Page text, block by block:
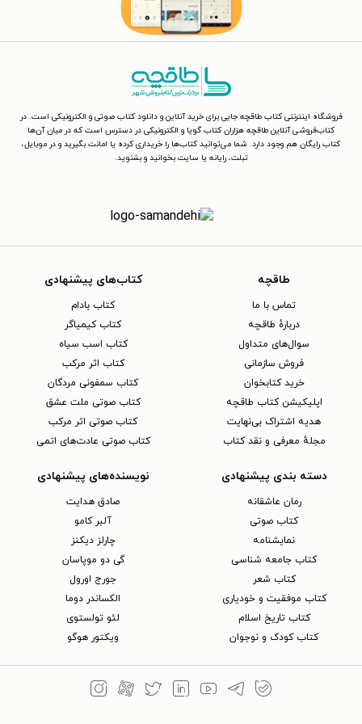
فروشگاه اینترنتی کتاب طاقچه جایی برای خرید آنلاین و دانلود کتاب صوتی و الکترونیکی است. در
کتاب‌فروشی آنلاین طاقچه هزاران کتاب گویا و الکترونیکی در دسترس است که در میان آن‌ها
کتاب رایگان هم وجود دارد. شما می‌توانید کتاب‌ها را خریداری کرده یا امانت بگیرید و در موبایل،
تبلت، رایانه یا سایت بخوانید و بشنوید.
طاقچه
تماس با ما
دربارهٔ طاقچه
سوال‌های متداول
فروش سازمانی
خرید کتابخوان
اپلیکیشن کتاب طاقچه
هدیه اشتراک بی‌نهایت
مجلهٔ معرفی و نقد کتاب
کتاب‌های پیشنهادی
کتاب بادام
کتاب کیمیاگر
کتاب اسب سیاه
کتاب اثر مرکب
کتاب سمفونی مردگان
کتاب صوتی ملت عشق
کتاب صوتی اثر مرکب
کتاب صوتی عادت‌های اتمی
دسته بندی پیشنهادی
رمان عاشقانه
کتاب‌ صوتی
نمایشنامه
کتاب جامعه شناسی
کتاب شعر
کتاب موفقیت و خودیاری
کتاب تاریخ اسلام
کتاب کودک و نوجوان
نویسنده‌های پیشنهادی
صادق هدایت
آلبر کامو
چارلز دیکنز
گی دو موپاسان
جورج اورول
الکساندر دوما
لئو تولستوی
ویکتور هوگو